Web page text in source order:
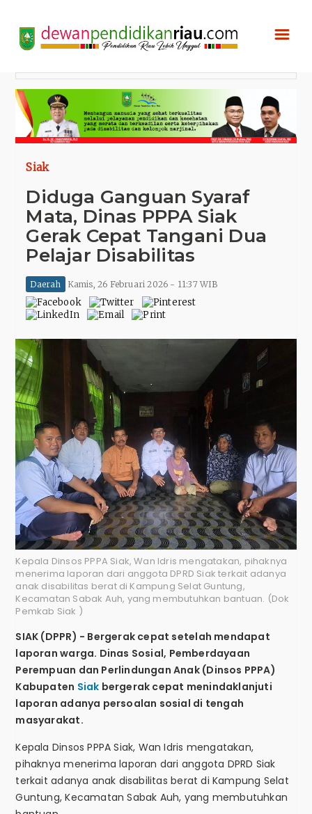
☰
Siak
Diduga Ganguan Syaraf
Mata, Dinas PPPA Siak
Gerak Cepat Tangani Dua
Pelajar Disabilitas
Daerah Kamis, 26 Februari 2026 - 11:37 WIB
Kepala Dinsos PPPA Siak, Wan Idris mengatakan, pihaknya
menerima laporan dari anggota DPRD Siak terkait adanya
anak disabilitas berat di Kampung Selat Guntung,
Kecamatan Sabak Auh, yang membutuhkan bantuan. (Dok
Pemkab Siak )
SIAK (DPPR) - Bergerak cepat setelah mendapat
laporan warga. Dinas Sosial, Pemberdayaan
Perempuan dan Perlindungan Anak (Dinsos PPPA)
Kabupaten Siak bergerak cepat menindaklanjuti
laporan adanya persoalan sosial di tengah
masyarakat.
Kepala Dinsos PPPA Siak, Wan Idris mengatakan,
pihaknya menerima laporan dari anggota DPRD Siak
terkait adanya anak disabilitas berat di Kampung Selat
Guntung, Kecamatan Sabak Auh, yang membutuhkan